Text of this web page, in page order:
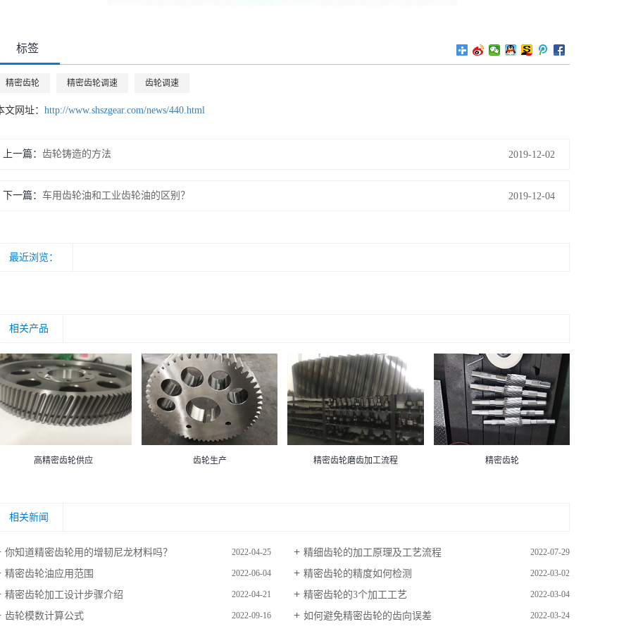
标签
精密齿轮 精密齿轮调速 齿轮调速
文网址： http://www.shszgear.com/news/440.html
上一篇 齿轮铸造的方法 2019-12-02
下一篇 车用齿轮油和工业齿轮油的区别？ 2019-12-04
最近浏览：
相关产品
高精密齿轮供应 齿轮生产 精密齿轮磨齿加工流程 精密齿轮
相关新闻
你知道精密齿轮用的增韧尼龙材料吗？ 2022-04-25 精细齿轮的加工原理及工艺流程 2022-07-29
精密齿轮油​应用范围 2022-06-04 精密齿轮的精度如何检测 2022-03-02
精密齿轮加工设计步骤介绍 2022-04-21 精密齿轮的3个加工工艺 2022-03-04
齿轮模数计算公式 2022-09-16 如何避免精密齿轮的齿向误差 2022-03-24